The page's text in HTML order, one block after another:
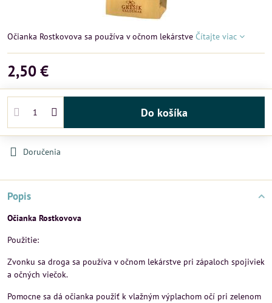
Očianka Rostkovova sa používa v očnom lekárstve Čítajte viac
2,50 €
Do košíka
Doručenia
Popis
Očianka Rostkovova
Použitie:
Zvonku sa droga sa používa v očnom lekárstve pri zápaloch spojiviek
a očných viečok.
Pomocne sa dá očianka použiť k vlažným výplachom očí pri zelenom